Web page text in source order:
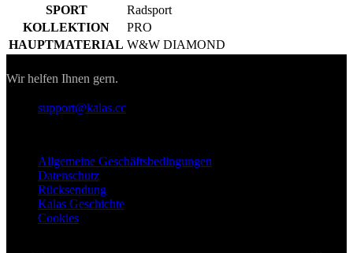
SPORT
Radsport
KOLLEKTION
PRO
HAUPTMATERIAL W&W DIAMOND
Wir helfen Ihnen gern.
support@kalas.cc
Allgemeine Geschäftsbedingungen
Datenschutz
Rücksendung
Kalas Geschichte
Cookies